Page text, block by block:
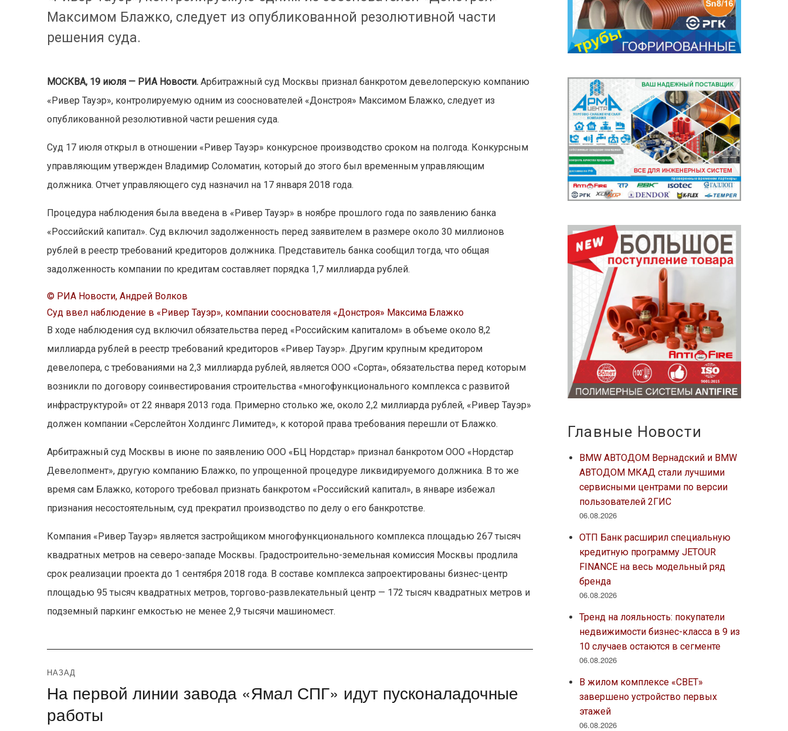
Максимом Блажко, следует из опубликованной резолютивной части
решения суда.
МОСКВА, 19 июля — РИА Новости. Арбитражный суд Москвы признал банкротом девелоперскую компанию
«Ривер Тауэр», контролируемую одним из сооснователей «Донстроя» Максимом Блажко, следует из
опубликованной резолютивной части решения суда.
Суд 17 июля открыл в отношении «Ривер Тауэр» конкурсное производство сроком на полгода. Конкурсным
управляющим утвержден Владимир Соломатин, который до этого был временным управляющим
должника. Отчет управляющего суд назначил на 17 января 2018 года.
Процедура наблюдения была введена в «Ривер Тауэр» в ноябре прошлого года по заявлению банка
«Российский капитал». Суд включил задолженность перед заявителем в размере около 30 миллионов
рублей в реестр требований кредиторов должника. Представитель банка сообщил тогда, что общая
задолженность компании по кредитам составляет порядка 1,7 миллиарда рублей.
© РИА Новости, Андрей Волков
Суд ввел наблюдение в «Ривер Тауэр», компании сооснователя «Донстроя» Максима Блажко
В ходе наблюдения суд включил обязательства перед «Российским капиталом» в объеме около 8,2
миллиарда рублей в реестр требований кредиторов «Ривер Тауэр». Другим крупным кредитором
девелопера, с требованиями на 2,3 миллиарда рублей, является ООО «Сорта», обязательства перед которым
возникли по договору соинвестирования строительства «многофункционального комплекса с развитой
инфраструктурой» от 22 января 2013 года. Примерно столько же, около 2,2 миллиарда рублей, «Ривер Тауэр»
должен компании «Серслейтон Холдингс Лимитед», к которой права требования перешли от Блажко.
Арбитражный суд Москвы в июне по заявлению ООО «БЦ Нордстар» признал банкротом ООО «Нордстар
Девелопмент», другую компанию Блажко, по упрощенной процедуре ликвидируемого должника. В то же
время сам Блажко, которого требовал признать банкротом «Российский капитал», в январе избежал
признания несостоятельным, суд прекратил производство по делу о его банкротстве.
Компания «Ривер Тауэр» является застройщиком многофункционального комплекса площадью 267 тысяч
квадратных метров на северо-западе Москвы. Градостроительно-земельная комиссия Москвы продлила
срок реализации проекта до 1 сентября 2018 года. В составе комплекса запроектированы бизнес-центр
площадью 95 тысяч квадратных метров, торгово-развлекательный центр — 172 тысяч квадратных метров и
подземный паркинг емкостью не менее 2,9 тысячи машиномест.
Навигация
по
записям
НАЗАД
Предыдущая
запись:
На первой линии завода «Ямал СПГ» идут пусконаладочные
работы
Главные Новости
BMW АВТОДОМ Вернадский и BMW
АВТОДОМ МКАД стали лучшими
сервисными центрами по версии
пользователей 2ГИС
06.08.2026
ОТП Банк расширил специальную
кредитную программу JETOUR
FINANCE на весь модельный ряд
бренда
06.08.2026
Тренд на лояльность: покупатели
недвижимости бизнес-класса в 9 из
10 случаев остаются в сегменте
06.08.2026
В жилом комплексе «СВЕТ»
завершено устройство первых
этажей
06.08.2026